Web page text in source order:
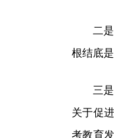
二
根结底
三
关于促
考教育